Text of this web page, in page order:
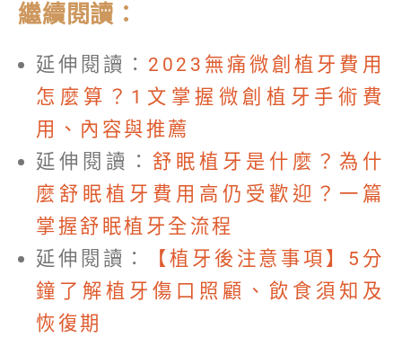
繼續閱讀：
延伸閱讀： 2023無痛微創植牙費用
怎麼算？1文掌握微創植牙手術費
用、內容與推薦
延伸閱讀： 舒眠植牙是什麼？為什
麼舒眠植牙費用高仍受歡迎？一篇
掌握舒眠植牙全流程
延伸閱讀：
【植牙後注意事項】5分
鐘了解植牙傷口照顧、飲食須知及
恢復期